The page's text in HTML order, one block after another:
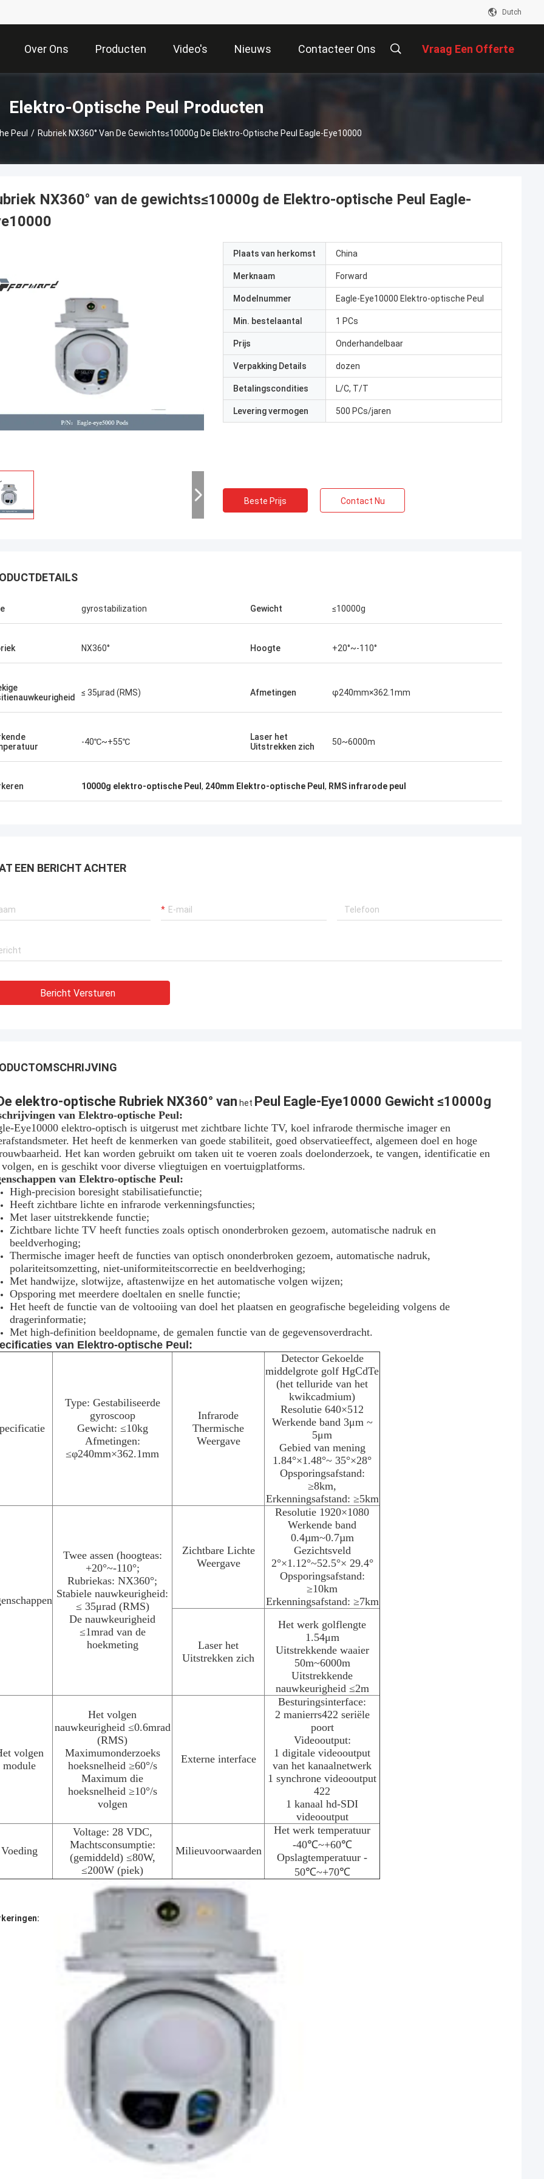
Dutch
Over Ons Producten Video's Nieuws Contacteer Ons Vraag Een Offerte
Elektro-Optische Peul Producten
Peul / Rubriek NX360° Van De Gewichts≤10000g De Elektro-Optische Peul Eagle-Eye10000
service, beste prijs 2Hopelijk
we in de toekomst meer zaken
woord over Xixian Forward
onder de Nanchang CJ-6
NX360° van de gewichts≤10000g de Elektro-optische Peul Eagle-
Plaats van herkomst China
Merknaam Forward
Modelnummer Eagle-Eye10000 Elektro-optische Peul
Min. bestelaantal 1 PCs
Prijs Onderhandelbaar
Verpakking Details dozen
Betalingscondities L/C, T/T
Levering vermogen 500 PCs/jaren
Beste Prijs Contact Nu
gyrostabilization Gewicht ≤10000g
NX360° Hoogte +20°~-110°
≤ 35μrad (RMS) Afmetingen φ240mm×362.1mm
-40℃~+55℃
Laser het
Uitstrekken zich
50~6000m
10000g elektro-optische Peul , 240mm Elektro-optische Peul , RMS infrarode peul
EEN BERICHT ACHTER
Bericht Versturen
elektro-optische Rubriek NX360° van het Peul Eagle-Eye10000 Gewicht ≤10000g
van Elektro-optische Peul:
Eye10000 elektro-optisch is uitgerust met zichtbare lichte TV, koel infrarode thermische imager en
Het heeft de kenmerken van goede stabiliteit, goed observatieeffect, algemeen doel en hoge
Het kan worden gebruikt om taken uit te voeren zoals doelonderzoek, te vangen, identificatie en
volgen, en is geschikt voor diverse vliegtuigen en voertuigplatforms.
van Elektro-optische Peul:
High-precision boresight stabilisatiefunctie;
Heeft zichtbare lichte en infrarode verkenningsfuncties;
Met laser uitstrekkende functie;
Zichtbare lichte TV heeft functies zoals optisch ononderbroken gezoem, automatische nadruk en
beeldverhoging;
Thermische imager heeft de functies van optisch ononderbroken gezoem, automatische nadruk,
polariteitsomzetting, niet-uniformiteitscorrectie en beeldverhoging;
Met handwijze, slotwijze, aftastenwijze en het automatische volgen wijzen;
Opsporing met meerdere doeltalen en snelle functie;
Het heeft de functie van de voltooiing van doel het plaatsen en geografische begeleiding volgens de
dragerinformatie;
Met high-definition beeldopname, de gemalen functie van de gegevensoverdracht.
van Elektro-optische Peul:
Type: Gestabiliseerde
gyroscoop
Gewicht: ≤10kg
Afmetingen:
≤φ240mm×362.1mm
Infrarode
Thermische
Weergave
Detector Gekoelde
middelgrote golf HgCdTe
(het telluride van het
kwikcadmium)
Resolutie 640×512
Werkende band 3μm ~
5μm
Gebied van mening
1.84°×1.48°~ 35°×28°
Opsporingsafstand:
≥8km,
Erkenningsafstand: ≥5km
Twee assen (hoogteas:
+20°~-110°;
Rubriekas: NX360°;
Stabiele nauwkeurigheid:
≤ 35μrad (RMS)
De nauwkeurigheid
≤1mrad van de
hoekmeting
Zichtbare Lichte
Weergave
Resolutie 1920×1080
Werkende band
0.4µm~0.7µm
Gezichtsveld
2°×1.12°~52.5°× 29.4°
Opsporingsafstand:
≥10km
Erkenningsafstand: ≥7km
Laser het
Uitstrekken zich
Het werk golflengte
1.54μm
Uitstrekkende waaier
50m~6000m
Uitstrekkende
nauwkeurigheid ≤2m
volgen
module
Het volgen
nauwkeurigheid ≤0.6mrad
(RMS)
Maximumonderzoeks
hoeksnelheid ≥60°/s
Maximum die
hoeksnelheid ≥10°/s
volgen
Externe interface
Besturingsinterface:
2 manierrs422 seriële
poort
Videooutput:
1 digitale videooutput
van het kanaalnetwerk
1 synchrone videooutput
422
1 kanaal hd-SDI
videooutput
Voeding
Voltage: 28 VDC,
Machtsconsumptie:
(gemiddeld) ≤80W,
≤200W (piek)
Milieuvoorwaarden
Het werk temperatuur
-40℃~+60℃
Opslagtemperatuur -
50℃~+70℃